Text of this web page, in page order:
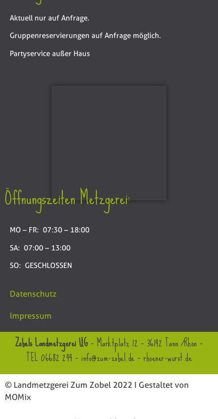
Aktuell nur auf Anfrage.
Gruppenreservierungen auf Anfrage möglich.
Partyservice außer Haus
Öffnungszeiten Metzgerei:
MO – FR: 07:30 – 18:00
SA: 07:00 – 13:00
SO: GESCHLOSSEN
Datenschutz
Impressum
Zobels Landmetzgerei UG– Marktplatz 12 – 36142 Tann /Rhön –
TEL 06682 244 – info@zum-zobel.de–rhoener-wurst.de
© Landmetzgerei Zum Zobel 2022 I Gestaltet von
MOMix